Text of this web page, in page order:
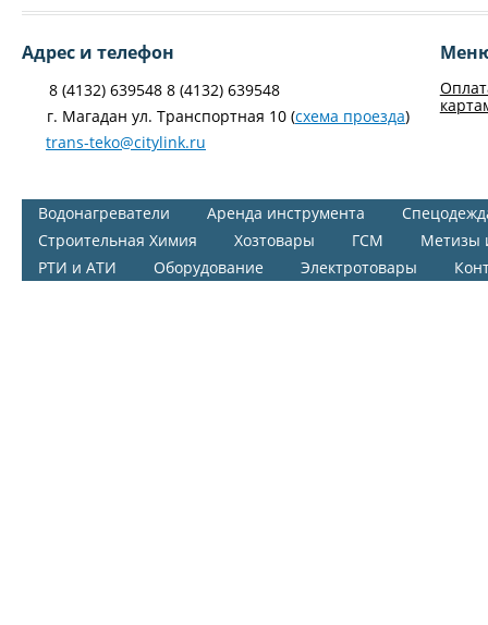
Адрес и телефон
8 (4132) 639548 8 (4132) 639548
г. Магадан ул. Транспортная 10 (схема проезда)
trans-teko@citylink.ru
Водонагреватели Аренда инструмента
Строительная Химия
Хозтовары ГСМ
Метизы
РТИ и АТИ
Оборудование Электротовары